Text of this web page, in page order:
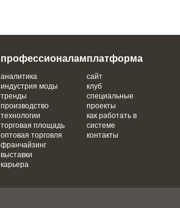
профессионалам
аналитика
индустрия моды
тренды
производство
технологии
торговая площадь
оптовая торговля
франчайзинг
выставки
карьера
платформа
сайт
клуб
специальные
проекты
как работать в
системе
контакты